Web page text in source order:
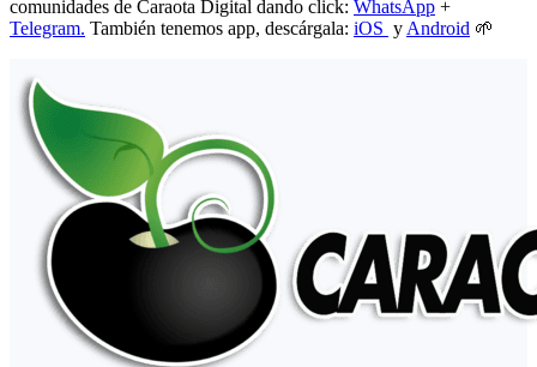
comunidades de Caraota Digital dando click: WhatsApp +
Telegram. También tenemos app, descárgala: iOS y Android 🌱